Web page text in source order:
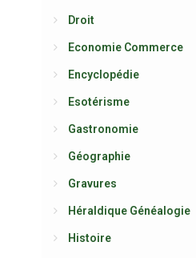
Droit
Economie Commerce
Encyclopédie
Esotérisme
Gastronomie
Géographie
Gravures
Héraldique Généalogie
Histoire